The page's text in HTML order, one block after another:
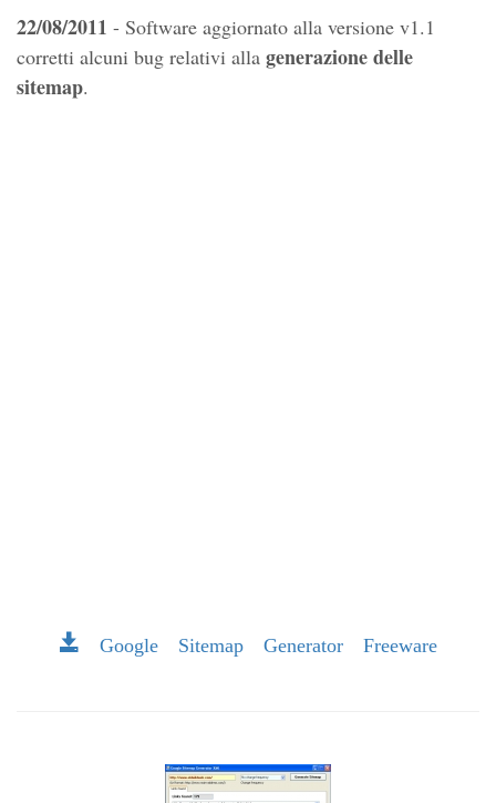
22/08/2011 - Software aggiornato alla versione v1.1
corretti alcuni bug relativi alla generazione delle
sitemap.
Google Sitemap Generator Freeware